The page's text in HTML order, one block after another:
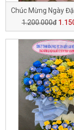
1.200.000đ